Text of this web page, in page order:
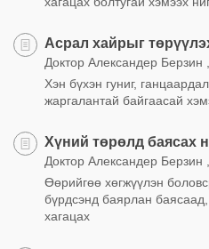
Асрал хайрыг
Доктор Александер Берзин
Хэн бүхэн гуниг,
жаргалантай байгаасай
Хүний төрөлд баясах
Доктор Александер Берзин
Өөрийгөө хөгжүүлэн
бүрдсэнд баярлан
хагацах